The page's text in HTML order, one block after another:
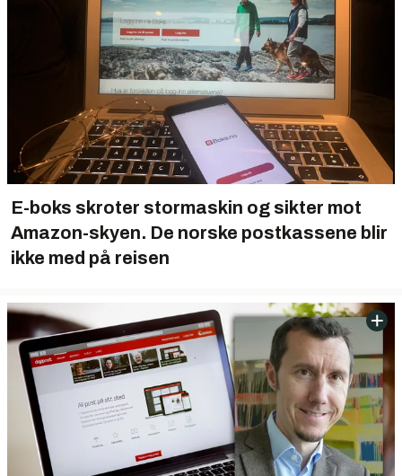
E-boks skroter stormaskin og sikter mot
Amazon-skyen. De norske postkassene blir
ikke med på reisen